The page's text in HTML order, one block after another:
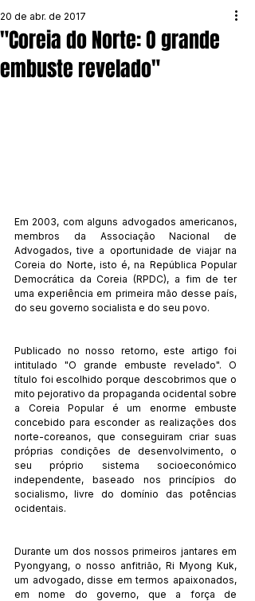
"Coreia do Norte: O grande
embuste revelado"
20 de abr. de 2017
Em 2003, com alguns advogados americanos,
membros da Associação Nacional de
Advogados, tive a oportunidade de viajar na
Coreia do Norte, isto é, na República Popular
Democrática da Coreia (RPDC), a fim de ter
uma experiência em primeira mão desse país,
do seu governo socialista e do seu povo.
Publicado no nosso retorno, este artigo foi
intitulado "O grande embuste revelado". O
título foi escolhido porque descobrimos que o
mito pejorativo da propaganda ocidental sobre
a Coreia Popular é um enorme embuste
concebido para esconder as realizações dos
norte-coreanos, que conseguiram criar suas
próprias condições de desenvolvimento, o
seu próprio sistema socioeconómico
independente, baseado nos princípios do
socialismo, livre do domínio das potências
ocidentais.
Durante um dos nossos primeiros jantares em
Pyongyang, o nosso anfitrião, Ri Myong Kuk,
um advogado, disse em termos apaixonados,
em nome do governo, que a força de